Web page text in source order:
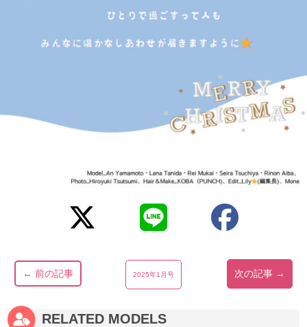
← 前の記事 2025年1月号 次の記事 →
RELATED MODELS